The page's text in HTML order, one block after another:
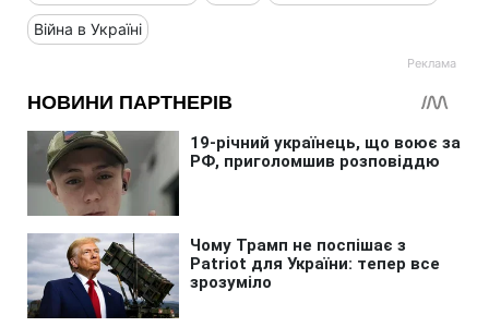
Війна в Україні